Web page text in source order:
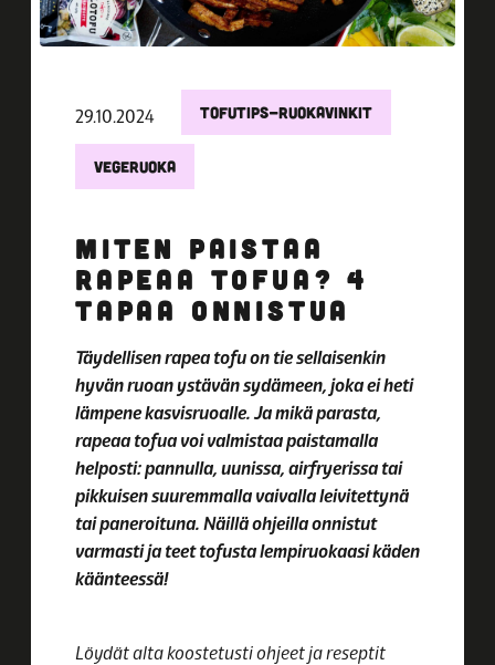
29.10.2024 TOFUTIPS-RUOKAVINKIT
VEGERUOKA
MITEN PAISTAA
RAPEAA TOFUA? 4
TAPAA ONNISTUA
Täydellisen rapea tofu on tie sellaisenkin
hyvän ruoan ystävän sydämeen, joka ei heti
lämpene kasvisruoalle. Ja mikä parasta,
rapeaa tofua voi valmistaa paistamalla
helposti: pannulla, uunissa, airfryerissa tai
pikkuisen suuremmalla vaivalla leivitettynä
tai paneroituna. Näillä ohjeilla onnistut
varmasti ja teet tofusta lempiruokaasi käden
käänteessä!
Löydät alta koostetusti ohjeet ja reseptit